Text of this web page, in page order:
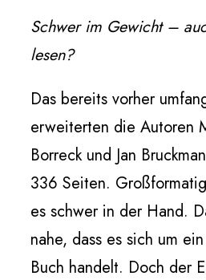
Schwer im Gewicht –
lesen?
Das bereits vorher
erweiterten die Autoren
Borreck und Jan
336 Seiten.
es schwer in der Hand.
nahe, dass es sich um
Buch handelt. Doch der